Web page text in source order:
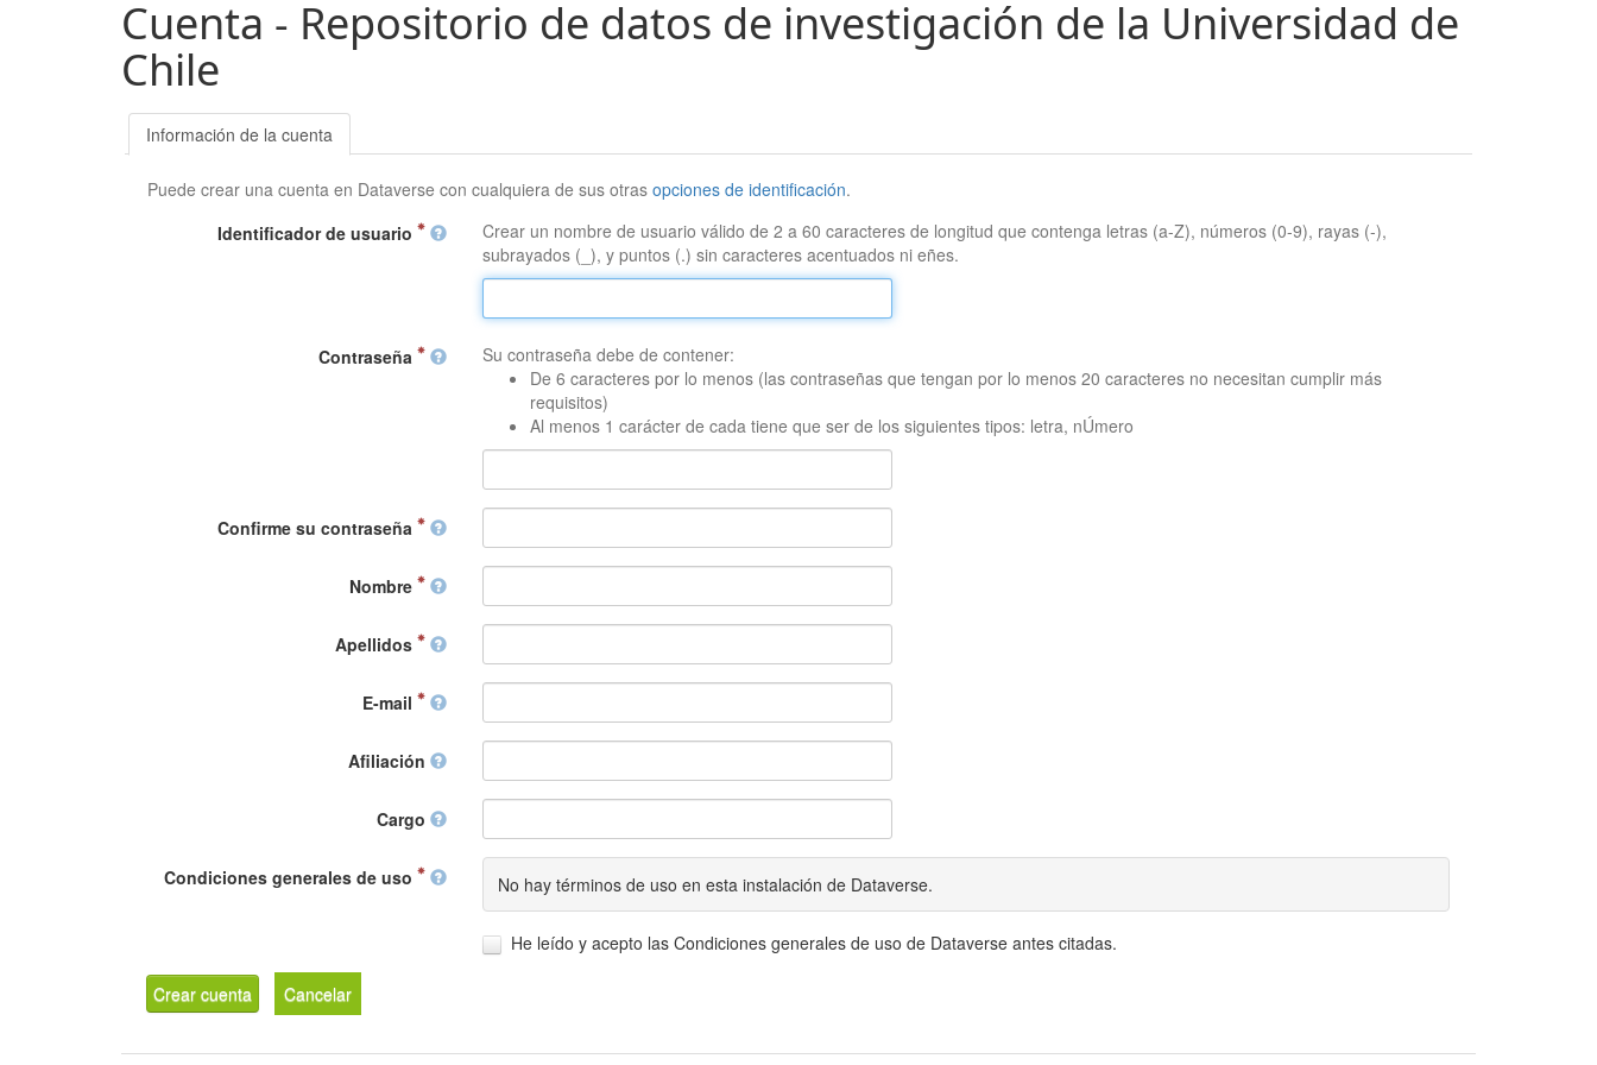
Cuenta - Repositorio de datos de investigación de la Universidad de
Chile
Información de la cuenta
Puede crear una cuenta en Dataverse con cualquiera de sus otrasopciones de identificación.
Identificador de usuario
Crear un nombre de usuario válido de 2 a 60 caracteres de longitud que contenga letras (a-Z), números (0-9), rayas (-),
subrayados (_), y puntos (.) sin caracteres acentuados ni eñes.
Contraseña
Su contraseña debe de contener:
De 6 caracteres por lo menos (las contraseñas que tengan por lo menos 20 caracteres no necesitan cumplir más
requisitos)
Al menos 1 carácter de cada tiene que ser de los siguientes tipos: letra, nÚmero
Confirme su contraseña
Nombre
Apellidos
E-mail
Afiliación
Cargo
Condiciones generales de uso No hay términos de uso en esta instalación de Dataverse.
He leído y acepto las Condiciones generales de uso de Dataverse antes citadas.
Crear cuenta Cancelar